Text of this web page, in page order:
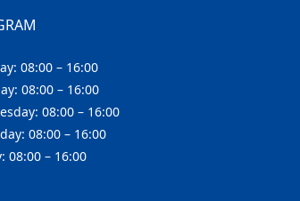
08:00 – 16:00
08:00 – 16:00
08:00 – 16:00
08:00 – 16:00
08:00 – 16:00